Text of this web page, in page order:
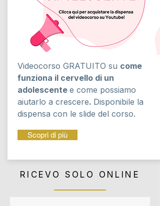
Videocorso GRATUITO su come
funziona il cervello di un
adolescente e come possiamo
aiutarlo a crescere. Disponibile la
dispensa con le slide del corso.
Scopri di più
RICEVO SOLO ONLINE